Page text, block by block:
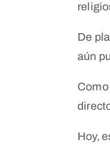
De
aún
Como
Hoy,